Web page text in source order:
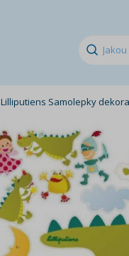
Lilliputiens Samolepky